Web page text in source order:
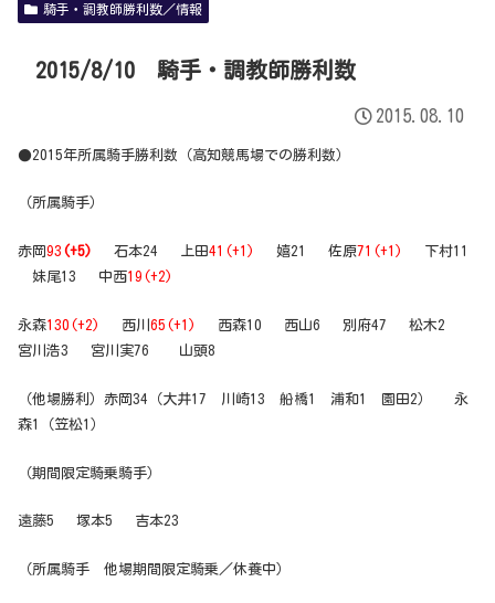
騎手・調教師勝利数／情報
2015/8/10 騎手・調教師勝利数
2015.08.10
●2015年所属騎手勝利数（高知競馬場での勝利数）
（所属騎手）
赤岡 93 (+5) 石本24 上田41(+1) 嬉21 佐原71(+1)
下村11
妹尾13 中西19(+2)
永森130(+2) 西川 65(+1)
西森10 西山6 別府47 松木2
宮川浩3 宮川実76 山頭8
（他場勝利）赤岡34（大井17 川崎13 船橋1 浦和1 園田2） 永
森1（笠松1）
（期間限定騎乗騎手）
遠藤5 塚本5 吉本23
（所属騎手 他場期間限定騎乗／休養中）